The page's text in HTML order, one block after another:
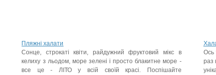
Пляжні халати
Сонце, строкаті квіти, райдужний фруктовий мікс в
келиху з льодом, море зелені і просто блакитне море -
все це - ЛІТО у всій своїй красі. Поспішайте
Ось
раз